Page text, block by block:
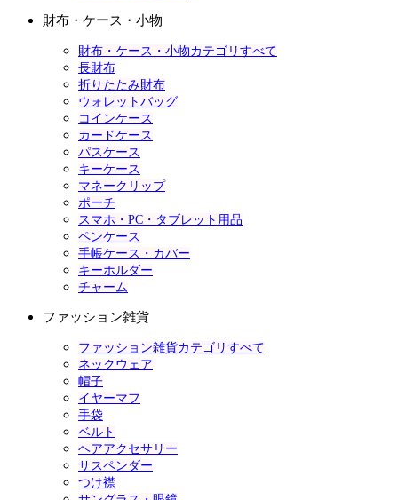
財布・ケース・小物
財布・ケース・小物カテゴリすべて
長財布
折りたたみ財布
ウォレットバッグ
コインケース
カードケース
パスケース
キーケース
マネークリップ
ポーチ
スマホ・PC・タブレット用品
ペンケース
手帳ケース・カバー
キーホルダー
チャーム
ファッション雑貨
ファッション雑貨カテゴリすべて
ネックウェア
帽子
イヤーマフ
手袋
ベルト
ヘアアクセサリー
サスペンダー
つけ襟